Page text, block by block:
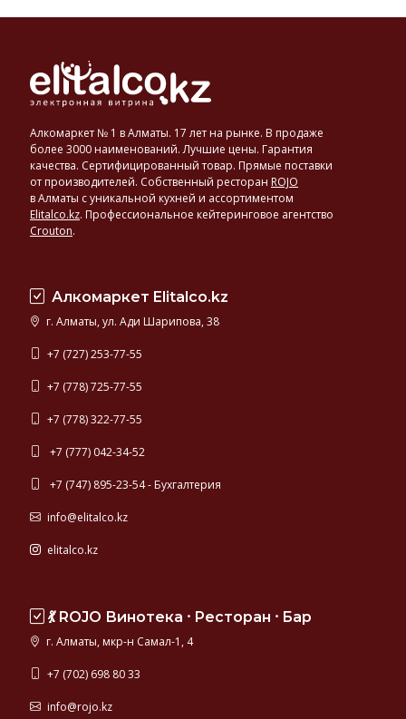
Алкомаркет № 1 в Алматы. 17 лет на рынке. В продаже
более 3000 наименований. Лучшие цены. Гарантия
качества. Сертифицированный товар. Прямые поставки
от производителей. Собственный ресторан ROJO
в Алматы с уникальной кухней и ассортиментом
Elitalco.kz. Профессиональное кейтеринговое агентство
Crouton.
Алкомаркет Elitalco.kz
г. Алматы, ул. Ади Шарипова, 38
+7 (727) 253-77-55
+7 (778) 725-77-55
+7 (778) 322-77-55
+7 (777) 042-34-52
+7 (747) 895-23-54 - Бухгалтерия
info@elitalco.kz
elitalco.kz
💃 ROJO Винотека ⸱ Ресторан ⸱ Бар
г. Алматы, мкр-н Самал-1, 4
+7 (702) 698 80 33
info@rojo.kz